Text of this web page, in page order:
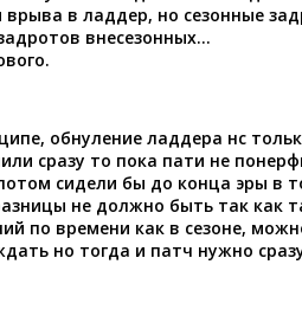
в ладдер, но сезонные
внесезонных…
обнуление ладдера нс
сразу то пока пати не
сидели бы до конца эры в
не должно быть так как
по времени как в сезоне,
но тогда и патч нужно